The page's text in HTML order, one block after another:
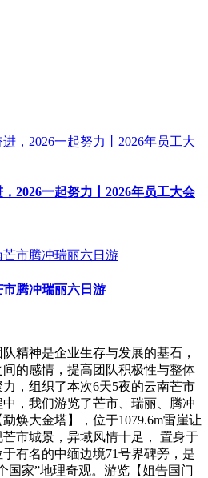
2026一起努力丨2026年员工大会
腾冲瑞丽六日游
精神是企业生存与发展的基石，
的感情，提高团队积极性与整体
，组织了本次6天5夜的云南芒市
，我们游览了芒市、瑞丽、腾冲
焕大金塔】，位于1079.6m雷崖让
市城景，异域风情十足， 置身于
有名的中缅边境71号界碑旁，是
国家”地理奇观。游览【姐告国门